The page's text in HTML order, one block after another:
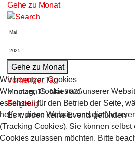
Gehe zu Monat
Gehe zu Monat
Vorheriger Tag
Montag, 19. Mai 2025
Folgetag
Es wurden keine Events gefunden
Wir benutzen Cookies
Wir nutzen Cookies auf unserer
essenziell für den Betrieb der Seite,
helfen, diese Website und die
(Tracking Cookies). Sie können
Cookies zulassen möchten. Bitte